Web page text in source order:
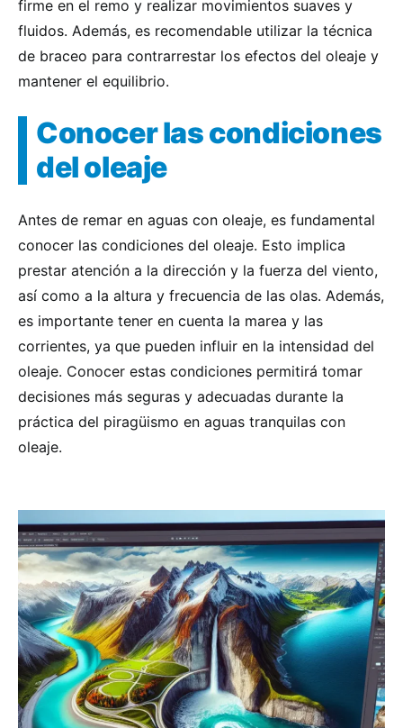
firme en el remo y realizar movimientos suaves y
fluidos. Además, es recomendable utilizar la técnica
de braceo para contrarrestar los efectos del oleaje y
mantener el equilibrio.
Conocer las condiciones
del oleaje
Antes de remar en aguas con oleaje, es fundamental
conocer las condiciones del oleaje. Esto implica
prestar atención a la dirección y la fuerza del viento,
así como a la altura y frecuencia de las olas. Además,
es importante tener en cuenta la marea y las
corrientes, ya que pueden influir en la intensidad del
oleaje. Conocer estas condiciones permitirá tomar
decisiones más seguras y adecuadas durante la
práctica del piragüismo en aguas tranquilas con
oleaje.